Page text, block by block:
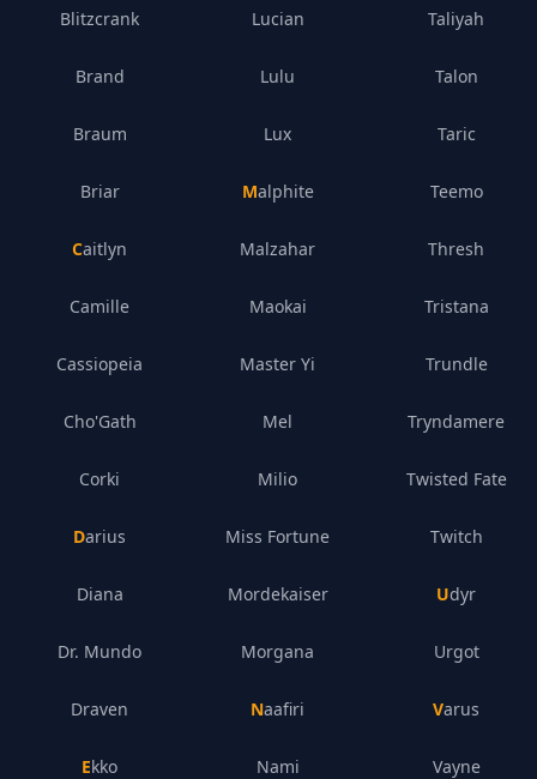
Blitzcrank
Brand
Braum
Briar
Caitlyn
Camille
Cassiopeia
Cho'Gath
Corki
Darius
Diana
Dr. Mundo
Draven
Ekko
Lucian
Lulu
Lux
Malphite
Malzahar
Maokai
Master Yi
Mel
Milio
Miss Fortune
Mordekaiser
Morgana
Naafiri
Nami
Taliyah
Talon
Taric
Teemo
Thresh
Tristana
Trundle
Tryndamere
Twisted Fate
Twitch
Udyr
Urgot
Varus
Vayne